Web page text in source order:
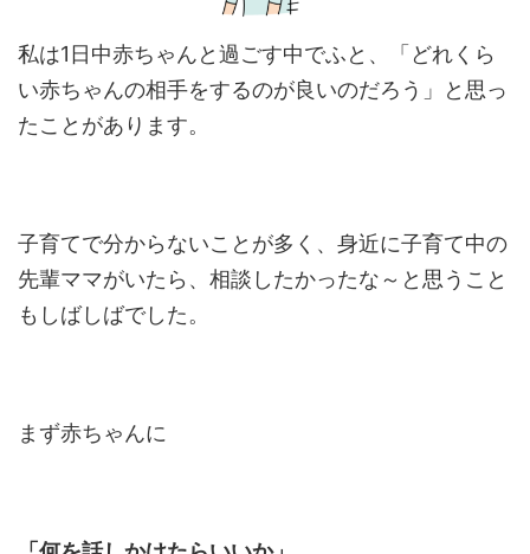
私は1日中赤ちゃんと過ごす中でふと、「どれくら
い赤ちゃんの相手をするのが良いのだろう」と思っ
たことがあります。
子育てで分からないことが多く、身近に子育て中の
先輩ママがいたら、相談したかったな～と思うこと
もしばしばでした。
まず赤ちゃんに